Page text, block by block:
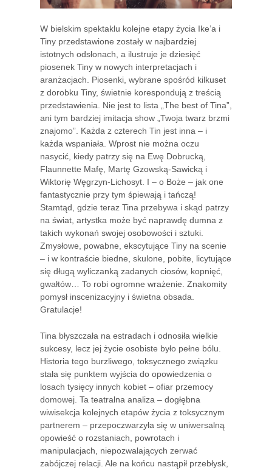
W bielskim spektaklu kolejne etapy życia Ike’a i
Tiny przedstawione zostały w najbardziej
istotnych odsłonach, a ilustruje je dziesięć
piosenek Tiny w nowych interpretacjach i
aranżacjach. Piosenki, wybrane spośród kilkuset
z dorobku Tiny, świetnie korespondują z treścią
przedstawienia. Nie jest to lista „The best of Tina”,
ani tym bardziej imitacja show „Twoja twarz brzmi
znajomo”. Każda z czterech Tin jest inna – i
każda wspaniała. Wprost nie można oczu
nasycić, kiedy patrzy się na Ewę Dobrucką,
Flaunnette Mafę, Martę Gzowską-Sawicką i
Wiktorię Węgrzyn-Lichosyt. I – o Boże – jak one
fantastycznie przy tym śpiewają i tańczą!
Stamtąd, gdzie teraz Tina przebywa i skąd patrzy
na świat, artystka może być naprawdę dumna z
takich wykonań swojej osobowości i sztuki.
Zmysłowe, powabne, ekscytujące Tiny na scenie
– i w kontraście biedne, skulone, pobite, licytujące
się długą wyliczanką zadanych ciosów, kopnięć,
gwałtów… To robi ogromne wrażenie. Znakomity
pomysł inscenizacyjny i świetna obsada.
Gratulacje!
Tina błyszczała na estradach i odnosiła wielkie
sukcesy, lecz jej życie osobiste było pełne bólu.
Historia tego burzliwego, toksycznego związku
stała się punktem wyjścia do opowiedzenia o
losach tysięcy innych kobiet – ofiar przemocy
domowej. Ta teatralna analiza – dogłębna
wiwisekcja kolejnych etapów życia z toksycznym
partnerem – przepoczwarzyła się w uniwersalną
opowieść o rozstaniach, powrotach i
manipulacjach, niepozwalających zerwać
zabójczej relacji. Ale na końcu nastąpił przebłysk,